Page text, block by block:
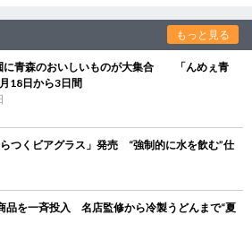
もっと見る
に青森のおいしいものが大集合 「んめぇ青
18日から3日間
つくビアグラス」発売 “強制的に水を飲む”仕
品を一斉投入 名店監修から冷製うどんまで“夏